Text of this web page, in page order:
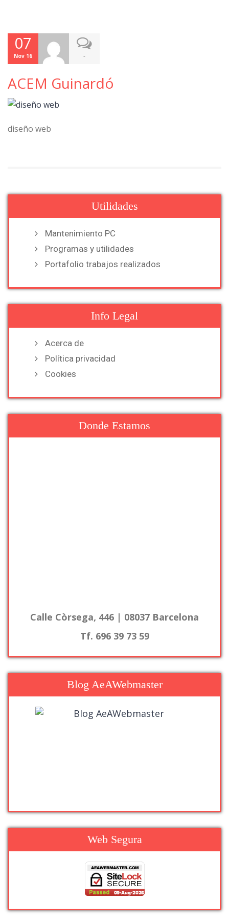
07
Nov 16 -
ACEM Guinardó
diseño web
Utilidades
Mantenimiento PC
Programas y utilidades
Portafolio trabajos realizados
Info Legal
Acerca de
Política privacidad
Cookies
Donde Estamos
Calle Còrsega, 446 | 08037 Barcelona
Tf. 696 39 73 59
Blog AeAWebmaster
Web Segura